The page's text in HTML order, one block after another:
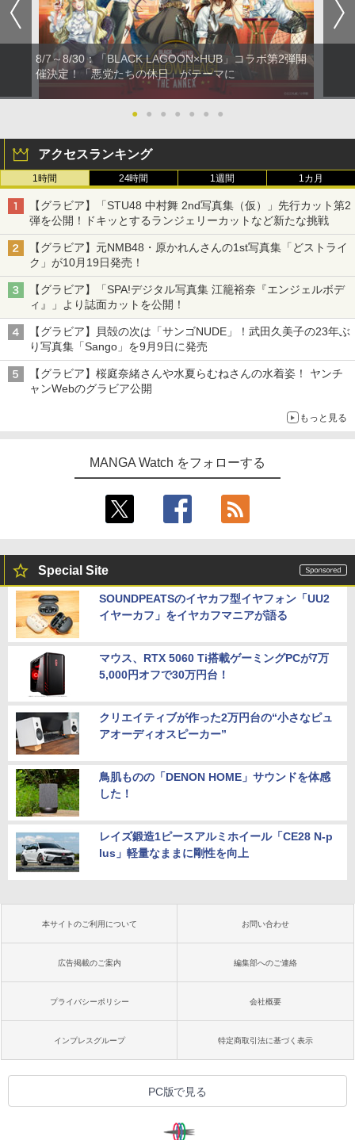
8/7～8/30：「BLACK LAGOON×HUB」コラボ第2弾開
催決定！「悪党たちの休日」がテーマに
● ● ● ● ● ● ●
アクセスランキング
1時間 24時間 1週間 1カ月
【グラビア】「STU48 中村舞 2nd写真集（仮）」先行カット第2
弾を公開！ドキッとするランジェリーカットなど新たな挑戦
【グラビア】元NMB48・原かれんさんの1st写真集「どストライ
ク」が10月19日発売！
【グラビア】「SPA!デジタル写真集 江籠裕奈『エンジェルボデ
ィ』」より誌面カットを公開！
【グラビア】貝殻の次は「サンゴNUDE」！武田久美子の23年ぶ
り写真集「Sango」を9月9日に発売
【グラビア】桜庭奈緒さんや水夏らむねさんの水着姿！ ヤンチ
ャンWebのグラビア公開
もっと見る
MANGA Watch をフォローする
Special Site
SOUNDPEATSのイヤカフ型イヤフォン「UU2
イヤーカフ」をイヤカフマニアが語る
マウス、RTX 5060 Ti搭載ゲーミングPCが7万
5,000円オフで30万円台！
クリエイティブが作った2万円台の“小さなピュ
アオーディオスピーカー”
鳥肌ものの「DENON HOME」サウンドを体感
した！
レイズ鍛造1ピースアルミホイール「CE28 N-p
lus」軽量なままに剛性を向上
本サイトのご利用について お問い合わせ
広告掲載のご案内 編集部へのご連絡
プライバシーポリシー 会社概要
インプレスグループ 特定商取引法に基づく表示
PC版で見る